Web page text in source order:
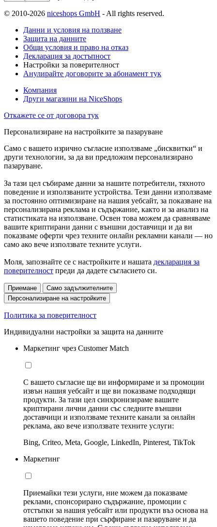
© 2010-2026 niceshops GmbH - All rights reserved.
Данни и условия на ползване
Защита на данните
Общи условия и право на отказ
Декларация за достъпност
Настройки за поверителност
Анулирайте договорите за абонамент тук
Компания
Други магазини на NiceShops
Откажете се от договора тук
Персонализиране на настройките за пазаруване
Само с вашето изрично съгласие използваме „бисквитки“ и
други технологии, за да ви предложим персонализирано
пазаруване.
За тази цел събираме данни за нашите потребители, тяхното
поведение и използваните устройства. Тези данни използваме
за постоянно оптимизиране на нашия уебсайт, за показване на
персонализирана реклама и съдържание, както и за анализ на
статистиката на използване. Освен това можем да сравняваме
вашите криптирани данни с външни доставчици и да ви
показваме оферти чрез техните онлайн рекламни канали — но
само ако вече използвате техните услуги.
Моля, запознайте се с настройките и нашата декларация за
поверителност преди да дадете съгласието си.
Приемане
Само задължителните
Персонализиране на настройките
Политика за поверителност
Индивидуални настройки за защита на данните
Маркетинг чрез Customer Match
С вашето съгласие ще ви информираме и за промоции
извън нашия уебсайт и ще ви показваме подходящи
продукти. За тази цел синхронизираме вашите
криптирани лични данни със следните външни
доставчици и използваме техните канали за онлайн
реклама, ако вече използвате техните услуги:
Bing, Criteo, Meta, Google, LinkedIn, Pinterest, TikTok
Маркетинг
Приемайки тези услуги, ние можем да показваме
реклами, спонсорирано съдържание, промоции с
отстъпки за нашия уебсайт или продукти въз основа на
вашето поведение при сърфиране и пазаруване и да